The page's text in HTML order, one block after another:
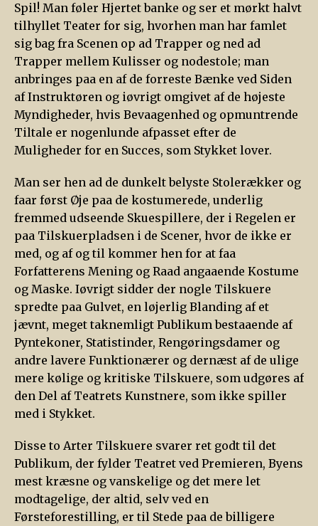
Spil! Man føler Hjertet banke og ser et mørkt halvt
tilhyllet Teater for sig, hvorhen man har famlet
sig bag fra Scenen op ad Trapper og ned ad
Trapper mellem Kulisser og nodestole; man
anbringes paa en af de forreste Bænke ved Siden
af Instruktøren og iøvrigt omgivet af de højeste
Myndigheder, hvis Bevaagenhed og opmuntrende
Tiltale er nogenlunde afpasset efter de
Muligheder for en Succes, som Stykket lover.
Man ser hen ad de dunkelt belyste Stolerækker og
faar først Øje paa de kostumerede, underlig
fremmed udseende Skuespillere, der i Regelen er
paa Tilskuerpladsen i de Scener, hvor de ikke er
med, og af og til kommer hen for at faa
Forfatterens Mening og Raad angaaende Kostume
og Maske. Iøvrigt sidder der nogle Tilskuere
spredte paa Gulvet, en løjerlig Blanding af et
jævnt, meget taknemligt Publikum bestaaende af
Pyntekoner, Statistinder, Rengøringsdamer og
andre lavere Funktionærer og dernæst af de ulige
mere kølige og kritiske Tilskuere, som udgøres af
den Del af Teatrets Kunstnere, som ikke spiller
med i Stykket.
Disse to Arter Tilskuere svarer ret godt til det
Publikum, der fylder Teatret ved Premieren, Byens
mest kræsne og vanskelige og det mere let
modtagelige, der altid, selv ved en
Førsteforestilling, er til Stede paa de billigere